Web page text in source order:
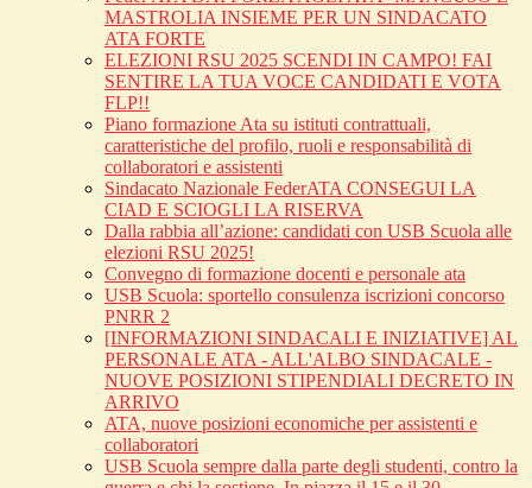
MASTROLIA INSIEME PER UN SINDACATO
ATA FORTE
ELEZIONI RSU 2025 SCENDI IN CAMPO! FAI
SENTIRE LA TUA VOCE CANDIDATI E VOTA
FLP!!
Piano formazione Ata su istituti contrattuali,
caratteristiche del profilo, ruoli e responsabilità di
collaboratori e assistenti
Sindacato Nazionale FederATA CONSEGUI LA
CIAD E SCIOGLI LA RISERVA
Dalla rabbia all’azione: candidati con USB Scuola alle
elezioni RSU 2025!
Convegno di formazione docenti e personale ata
USB Scuola: sportello consulenza iscrizioni concorso
PNRR 2
[INFORMAZIONI SINDACALI E INIZIATIVE] AL
PERSONALE ATA - ALL'ALBO SINDACALE -
NUOVE POSIZIONI STIPENDIALI DECRETO IN
ARRIVO
ATA, nuove posizioni economiche per assistenti e
collaboratori
USB Scuola sempre dalla parte degli studenti, contro la